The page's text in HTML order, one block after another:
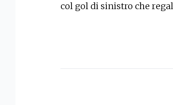
col gol di sinistro che